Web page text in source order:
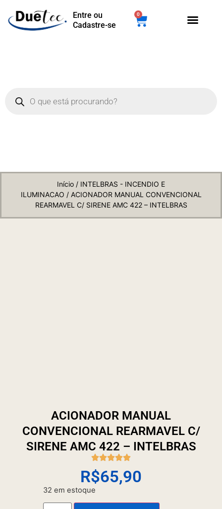
Entre ou
Cadastre-se
0
Início / INTELBRAS - INCENDIO E
ILUMINACAO / ACIONADOR MANUAL CONVENCIONAL
REARMAVEL C/ SIRENE AMC 422 – INTELBRAS
ACIONADOR MANUAL
CONVENCIONAL REARMAVEL C/
SIRENE AMC 422 – INTELBRAS
R$65,90
32 em estoque